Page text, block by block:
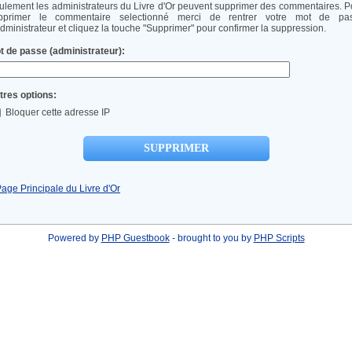
les administrateurs du Livre d'Or peuvent supprimer des commentaires.
le commentaire selectionné merci de rentrer votre mot de
et cliquez la touche "Supprimer" pour confirmer la suppression.
de passe (administrateur):
options:
Bloquer cette adresse IP
Principale du Livre d'Or
Powered by PHP Guestbook- brought to you by PHP Scripts